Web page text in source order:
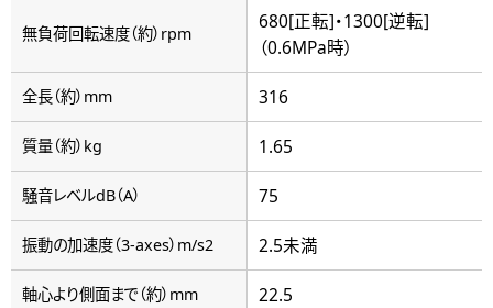
無負荷回転速度（約）rpm
680[正転]・1300[逆転]
（0.6MPa時）
全長（約）mm 316
質量（約）kg 1.65
騒音レベルdB（A） 75
振動の加速度（3-axes）m/s2 2.5未満
軸心より側面まで（約）mm 22.5